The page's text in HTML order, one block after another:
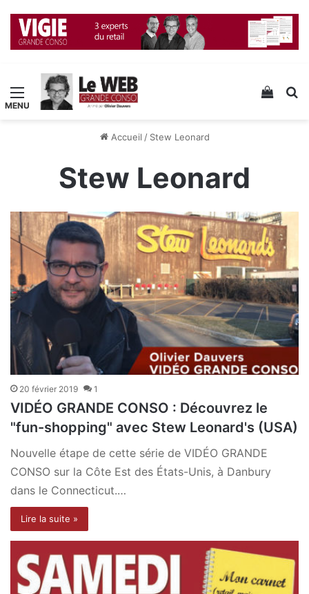
Menu Voir
Accueil / Stew Leonard
Stew Leonard
20 février 2019 1
VIDÉO GRANDE CONSO : Découvrez le
"fun-shopping" avec Stew Leonard's (USA)
Nouvelle étape de cette série de VIDÉO GRANDE
CONSO sur la Côte Est des États-Unis, à Danbury
dans le Connecticut.…
Lire la suite »